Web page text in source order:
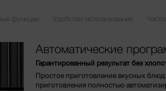
функции Удобство использования
Автоматические
Гарантированный результат без
Простое приготовление вкусных
приготовления полностью